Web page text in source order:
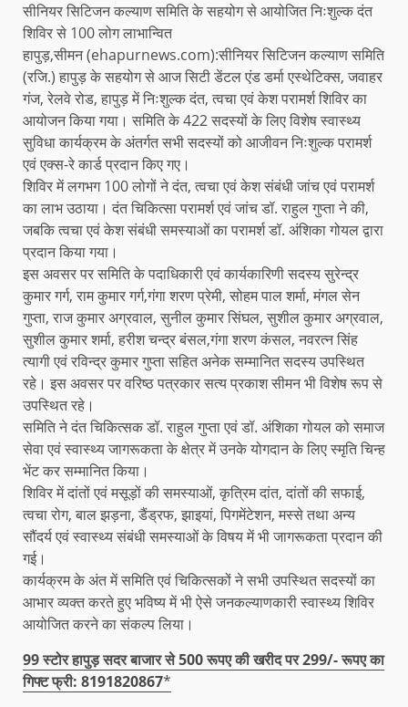
सीनियर सिटिजन कल्याण समिति के सहयोग से आयोजित निःशुल्क दंत
शिविर से 100 लोग लाभान्वित
हापुड़,सीमन (ehapurnews.com):सीनियर सिटिजन कल्याण समिति
(रजि.) हापुड़ के सहयोग से आज सिटी डेंटल एंड डर्मा एस्थेटिक्स, जवाहर
गंज, रेलवे रोड, हापुड़ में निःशुल्क दंत, त्वचा एवं केश परामर्श शिविर का
आयोजन किया गया। समिति के 422 सदस्यों के लिए विशेष स्वास्थ्य
सुविधा कार्यक्रम के अंतर्गत सभी सदस्यों को आजीवन निःशुल्क परामर्श
एवं एक्स-रे कार्ड प्रदान किए गए।
शिविर में लगभग 100 लोगों ने दंत, त्वचा एवं केश संबंधी जांच एवं परामर्श
का लाभ उठाया। दंत चिकित्सा परामर्श एवं जांच डॉ. राहुल गुप्ता ने की,
जबकि त्वचा एवं केश संबंधी समस्याओं का परामर्श डॉ. अंशिका गोयल द्वारा
प्रदान किया गया।
इस अवसर पर समिति के पदाधिकारी एवं कार्यकारिणी सदस्य सुरेन्द्र
कुमार गर्ग, राम कुमार गर्ग,गंगा शरण प्रेमी, सोहम पाल शर्मा, मंगल सेन
गुप्ता, राज कुमार अग्रवाल, सुनील कुमार सिंघल, सुशील कुमार अग्रवाल,
सुशील कुमार शर्मा, हरीश चन्द्र बंसल,गंगा शरण कंसल, नवरत्न सिंह
त्यागी एवं रविन्द्र कुमार गुप्ता सहित अनेक सम्मानित सदस्य उपस्थित
रहे। इस अवसर पर वरिष्ठ पत्रकार सत्य प्रकाश सीमन भी विशेष रूप से
उपस्थित रहे।
समिति ने दंत चिकित्सक डॉ. राहुल गुप्ता एवं डॉ. अंशिका गोयल को समाज
सेवा एवं स्वास्थ्य जागरूकता के क्षेत्र में उनके योगदान के लिए स्मृति चिन्ह
भेंट कर सम्मानित किया।
शिविर में दांतों एवं मसूड़ों की समस्याओं, कृत्रिम दांत, दांतों की सफाई,
त्वचा रोग, बाल झड़ना, डैंड्रफ, झाइयां, पिगमेंटेशन, मस्से तथा अन्य
सौंदर्य एवं स्वास्थ्य संबंधी समस्याओं के विषय में भी जागरूकता प्रदान की
गई।
कार्यक्रम के अंत में समिति एवं चिकित्सकों ने सभी उपस्थित सदस्यों का
आभार व्यक्त करते हुए भविष्य में भी ऐसे जनकल्याणकारी स्वास्थ्य शिविर
आयोजित करने का संकल्प लिया।
99 स्टोर हापुड़ सदर बाजार से 500 रूपए की खरीद पर 299/- रूपए का
गिफ्ट फ्री: 8191820867*